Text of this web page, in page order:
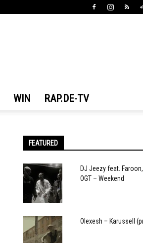
WIN RAP.DE-TV
FEATURED
DJ Jeezy feat.
OGT – Weekend
Olexesh – Karussell